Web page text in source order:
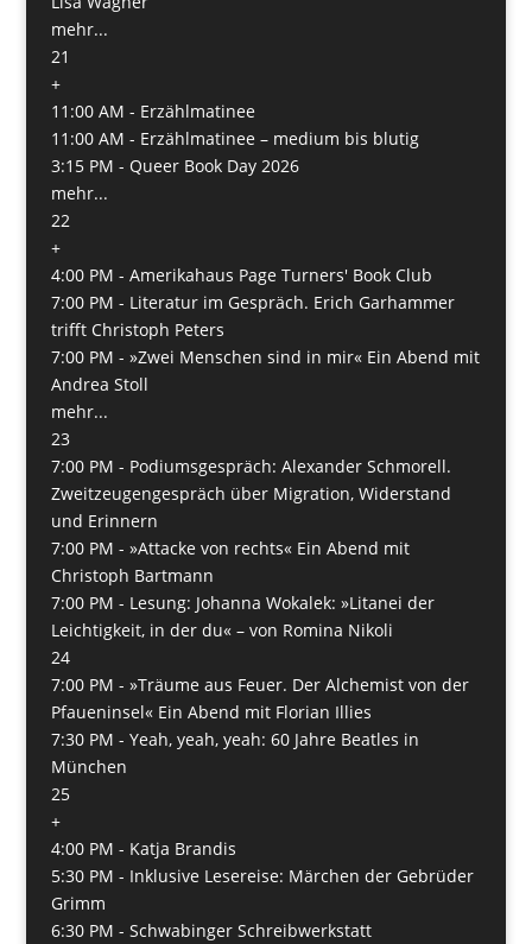
mehr...
21
+
11:00 AM - Erzählmatinee
11:00 AM - Erzählmatinee – medium bis blutig
3:15 PM - Queer Book Day 2026
mehr...
22
+
4:00 PM - Amerikahaus Page Turners' Book Club
7:00 PM - Literatur im Gespräch. Erich Garhammer
trifft Christoph Peters
7:00 PM - »Zwei Menschen sind in mir« Ein Abend mit
Andrea Stoll
mehr...
23
7:00 PM - Podiumsgespräch: Alexander Schmorell.
Zweitzeugengespräch über Migration, Widerstand
und Erinnern
7:00 PM - »Attacke von rechts« Ein Abend mit
Christoph Bartmann
7:00 PM - Lesung: Johanna Wokalek: »Litanei der
Leichtigkeit, in der du« – von Romina Nikoli
24
7:00 PM - »Träume aus Feuer. Der Alchemist von der
Pfaueninsel« Ein Abend mit Florian Illies
7:30 PM - Yeah, yeah, yeah: 60 Jahre Beatles in
München
25
+
4:00 PM - Katja Brandis
5:30 PM - Inklusive Lesereise: Märchen der Gebrüder
Grimm
6:30 PM - Schwabinger Schreibwerkstatt